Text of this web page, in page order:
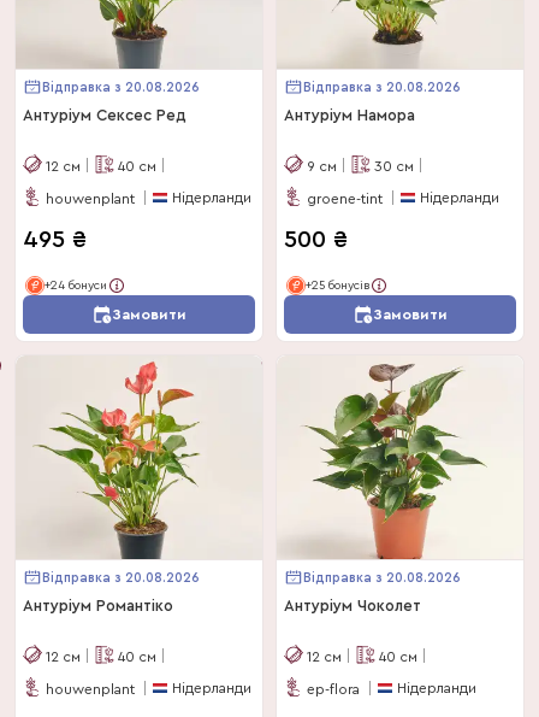
Відправка з 20.08.2026
Антуріум Сексес Ред
12 см 40 см
houwenplant Нідерланди
495 ₴
+24 бонуси
Замовити
Відправка з 20.08.2026
Антуріум Намора
9 см 30 см
groene-tint Нідерланди
500 ₴
+25 бонусів
Замовити
Відправка з 20.08.2026
Антуріум Романтіко
12 см 40 см
houwenplant Нідерланди
Відправка з 20.08.2026
Антуріум Чоколет
12 см 40 см
ep-flora Нідерланди